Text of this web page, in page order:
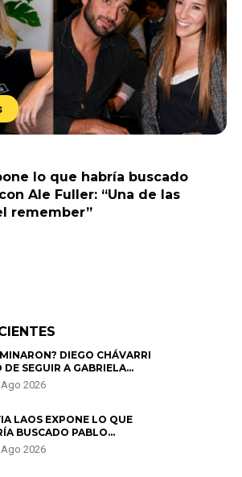
lo que habría buscado
Ale Fuller: “Una de las
remember”
DIEGO CHÁVARRI
DE SEGUIR A GABRIELA
Y ANUNCIA SU SALIDA
2026
LAOS EXPONE LO QUE
BUSCADO PABLO
CON ALE FULLER: “UNA
PARTES QUERÍA EL
2026